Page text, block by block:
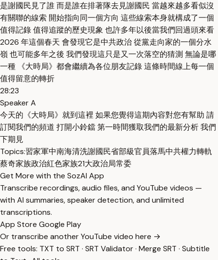
是謝國民見了誰 而是誰在排著隊去見謝國民 當越來越多看似沒
有關聯的線索 開始指向同一個方向 這些線索本身就構成了一個
值得記錄 值得追蹤的歷史現象 也許多年以後當我們回過頭來看
2026 年這個春天 會發現它是中共政治 從黨走向家的一個分水
嶺 也可能多年之後 我們發現這只是又一次落空的猜測 無論是哪
一種 《大時局》都會繼續為各位朋友記錄 這條時間線上每一個
值得留意的轉折
28:23
Speaker A
今天的《大時局》就到這裡 如果您覺得這期內容對您有幫助 請
訂閱我們的頻道 打開小鈴鐺 第一時間獲取我們的最新分析 我們
下期見
Topics:習家軍中南海清洗謝國民省部級官員落馬中共權力轉軌
蔡奇家族政治紅色家族21大政治局常委
Get More with the SozAI App
Transcribe recordings, audio files, and YouTube videos —
with AI summaries, speaker detection, and unlimited
transcriptions.
App Store Google Play
Or transcribe another YouTube video here →
Free tools: TXT to SRT · SRT Validator· Merge SRT · Subtitle